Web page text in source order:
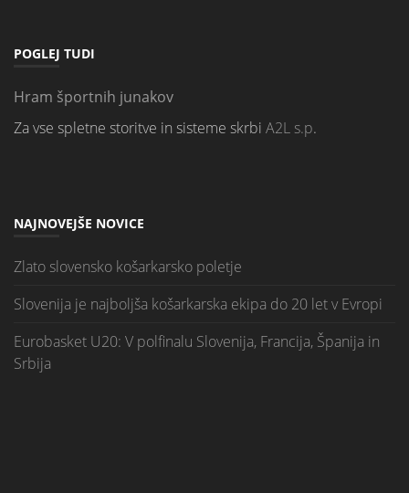
POGLEJ TUDI
Hram športnih junakov
Za vse spletne storitve in sisteme skrbi A2L s.p.
NAJNOVEJŠE NOVICE
Zlato slovensko košarkarsko poletje
Slovenija je najboljša košarkarska ekipa do 20 let v Evropi
Eurobasket U20: V polfinalu Slovenija, Francija, Španija in
Srbija